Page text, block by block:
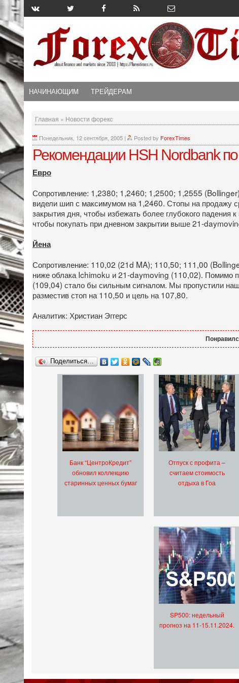
НАЧИНАЮЩИМ ТРЕЙДЕРАМ
Главная » Новости форекс
Понедельник, 12 сентября, 2005 | Posted by ForexTimes
Рекомендации HSH Nordbank
Евро
Сопротивление: 1,2380; 1,2460; 1,2500; 1,2555
видели шип с максимумом на 1,2460. Стопы на продажу
закрытия дня, чтобы избежать более глубокого
чтобы покупать при дневном закрытии выше 21-
Йена
Сопротивление: 110,02 (21d MA); 110,50; 111,00
ниже облака Ichimoku и 21-daymoving (110,02). Помимо
(109,04) стало бы сильным сигналом. Мы пропустили
разместив стоп на 110,50 и цель на 107,80.
Аналитик: Христиан Эггерс
Поделиться…
Банк “ЦентроКредит”
обновил коллекцию
старинных ценных бумаг
Отпуск с профита –
считаем стоимость
отдыха в Гоа
SP500: недельный
прогноз на 11-15.11.2024.